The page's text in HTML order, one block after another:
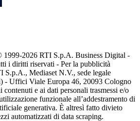
1999-2026 RTI S.p.A. Business Digital -
i diritti riservati - Per la pubblicità
S.p.A., Mediaset N.V., sede legale
- Uffici Viale Europa 46, 20093 Cologno
contenuti e ai dati personali trasmessi e/o
funzionale all’addestramento di
generativa. È altresì fatto divieto
automatizzati di data scraping.